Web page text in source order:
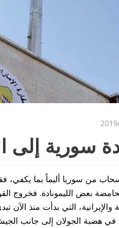
سورية إلى
من سوريا أليماً بما يكفي،
بعض الليمونادة. فخروج
والإيرانية، التي بدأت منذ
هضبة الجولان إلى جانب